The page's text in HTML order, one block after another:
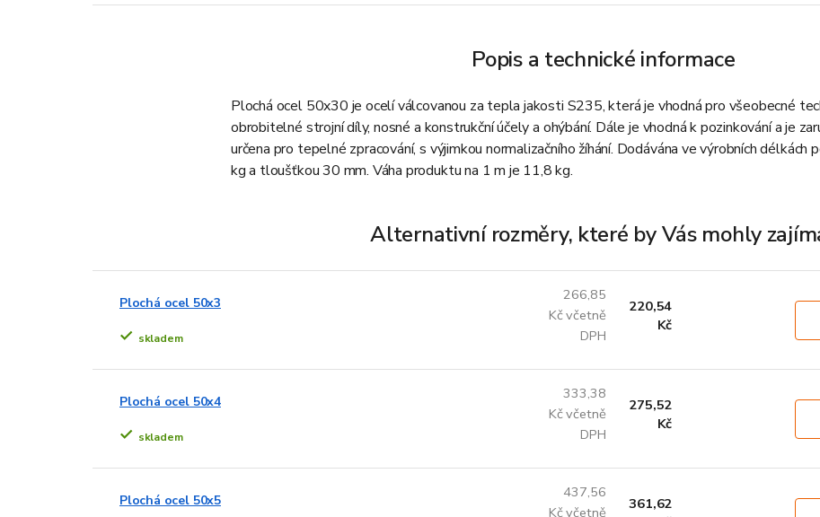
Popis a technické informace
Plochá ocel 50x30 je ocelí válcovanou za tepla jakosti S235, která je vhodná pro všeobecné
obrobitelné strojní díly, nosné a konstrukční účely a ohýbání. Dále je vhodná k pozinkování a je
určena pro tepelné zpracování, s výjimkou normalizačního žíhání. Dodávána ve výrobních
kg a tloušťkou 30 mm. Váha produktu na 1 m je 11,8 kg.
Alternativní rozměry, které by Vás mohly
Plochá ocel 50x3
skladem
266,85
Kč včetně
DPH
220,54
Kč
Plochá ocel 50x4
skladem
333,38
Kč včetně
DPH
275,52
Kč
Plochá ocel 50x5
437,56
Kč včetně
361,62